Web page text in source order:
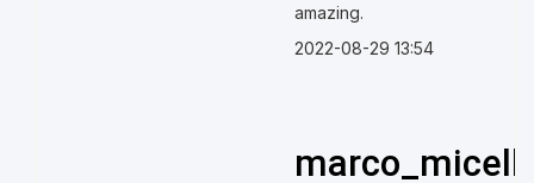
amazing.
2022-08-29 13:54
marco_micelli